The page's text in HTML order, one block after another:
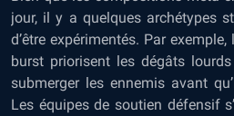
jour, il y a quelques archétypes
d’être expérimentés. Par
burst priorisent les dégâts
submerger les ennemis avant
Les équipes de soutien défensif